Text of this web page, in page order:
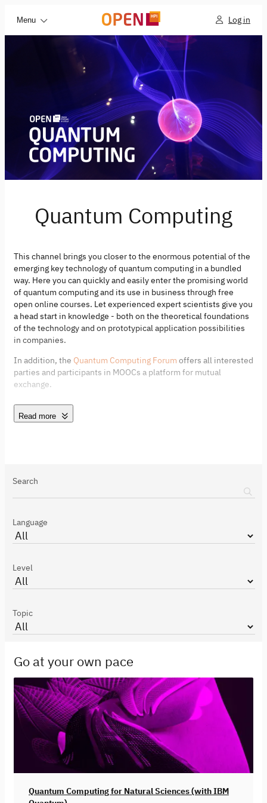
Menu Log in
Quantum Computing
This channel brings you closer to the enormous potential of the
emerging key technology of quantum computing in a bundled
way. Here you can quickly and easily enter the promising world
of quantum computing and its use in business through free
open online courses. Let experienced expert scientists give you
a head start in knowledge - both on the theoretical foundations
of the technology and on prototypical application possibilities
in companies.
In addition, the Quantum Computing Forum offers all interested
parties and participants in MOOCs a platform for mutual
exchange.
Read more
Search
Language
Level
Topic
Go at your own pace
Quantum Computing for Natural Sciences (with IBM